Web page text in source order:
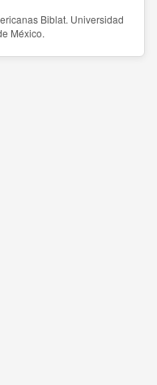
Biblat. Universidad
México.